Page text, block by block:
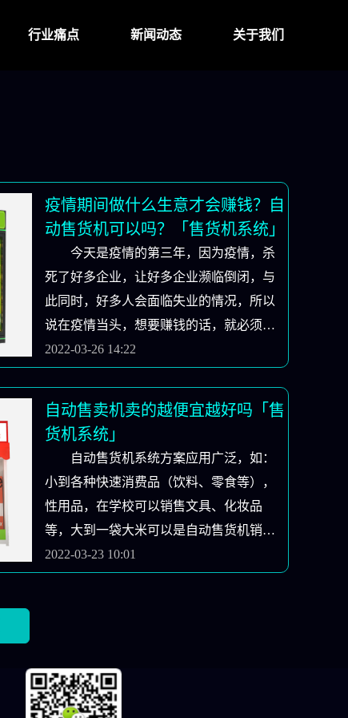
行业痛点 新闻动态 关于我们
疫情期间做什么生意才会赚钱？自
动售货机可以吗？「售货机系统」
今天是疫情的第三年，因为疫情，杀
死了好多企业，让好多企业濒临倒闭，与
此同时，好多人会面临失业的情况，所以
说在疫情当头，想要赚钱的话，就必须发
展一份自己的副业，才可以。下面售货机
自动售货机24小时无人值守，减少了人工
费，其次是场地租金低，第三是不需要人
与人之间接触，只需要客户扫码付款出货
就可以，操作简单，机器出问题了，厂家
有售后有质保，机器用着也无忧，只需要
定期补货就可以。到目前为止，自动售货
触及更多的消费者，从而提高市场份额和
销售。与此同时，更多的问题也浮出水
2022-03-26 14:22
自动售卖机卖的越便宜越好吗「售
货机系统」
自动售货机系统方案应用广泛，如：
小到各种快速消费品（饮料、零食等），
性用品，在学校可以销售文具、化妆品
等，大到一袋大米可以是自动售货机销售
的产品。自动售货机不仅提供销售平台，
下几点。首先，机器是否是二手翻新的机
器，因为很多人认为机器越便宜越好，但
2022-03-23 10:01